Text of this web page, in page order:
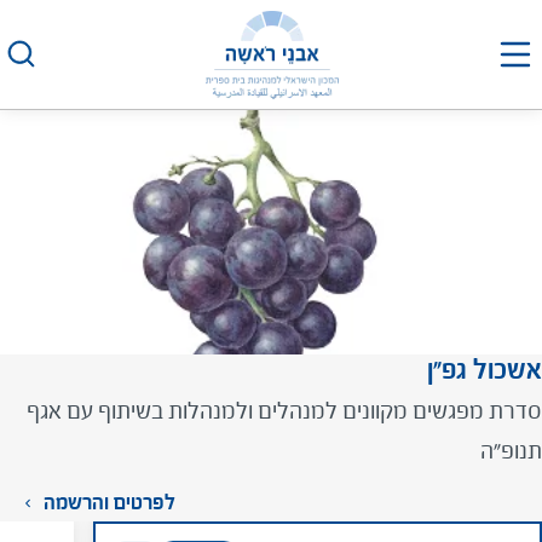
אשכול גפ"ן
סדרת מפגשים מקוונים למנהלים ולמנהלות בשיתוף עם אגף
תנופ"ה
לפרטים והרשמה
ט"ז אדר ב' התשפ"ד
הגפ"ן בשירות הפדגוגיה